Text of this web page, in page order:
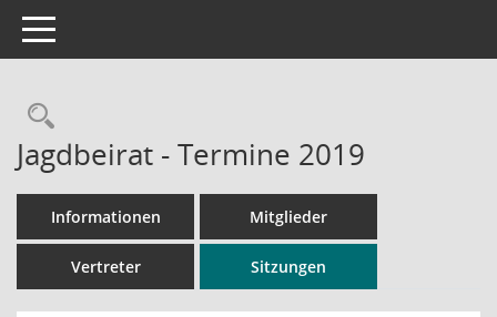
Toggle navigation
Rechercheauswahl
Jagdbeirat - Termine 2019
Informationen Mitglieder
Vertreter Sitzungen